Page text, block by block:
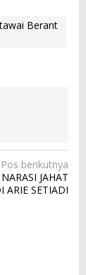
Berant
Pos berikutnya
JAHAT
ARIE SETIADI